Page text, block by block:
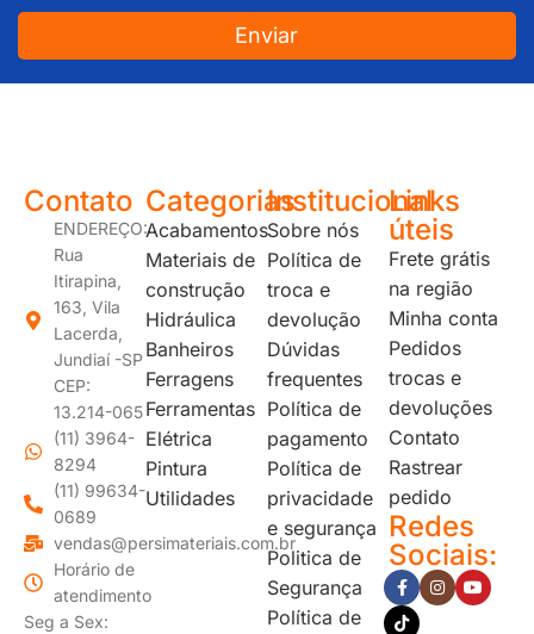
Enviar
Contato
ENDEREÇO:
Rua
Itirapina,
163, Vila
Lacerda,
Jundiaí -SP
CEP:
13.214-065
(11) 3964-
8294
(11) 99634-
0689
vendas@persimateriais.com.br
Horário de
atendimento
Seg a Sex:
Categorias
Acabamentos
Materiais de
construção
Hidráulica
Banheiros
Ferragens
Ferramentas
Elétrica
Pintura
Utilidades
Institucional
Sobre nós
Política de
troca e
devolução
Dúvidas
frequentes
Política de
pagamento
Política de
privacidade
e segurança
Politica de
Segurança
Política de
Links
úteis
Frete grátis
na região
Minha conta
Pedidos
trocas e
devoluções
Contato
Rastrear
pedido
Redes
Sociais: